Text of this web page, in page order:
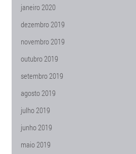
janeiro 2020
dezembro 2019
novembro 2019
outubro 2019
setembro 2019
agosto 2019
julho 2019
junho 2019
maio 2019